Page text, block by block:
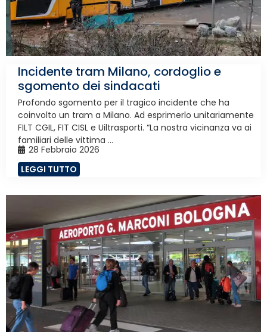
Incidente tram Milano, cordoglio e
sgomento dei sindacati
Profondo sgomento per il tragico incidente che ha
coinvolto un tram a Milano. Ad esprimerlo unitariamente
FILT CGIL, FIT CISL e Uiltrasporti. “La nostra vicinanza va ai
familiari delle vittima ...
28 Febbraio 2026
LEGGI TUTTO